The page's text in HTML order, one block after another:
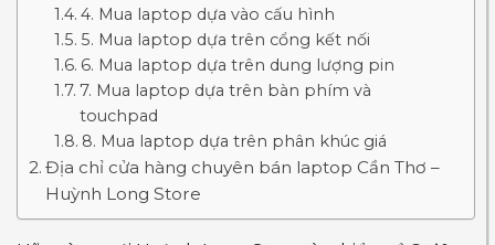
4. Mua laptop dựa vào cấu hình
5. Mua laptop dựa trên cổng kết nối
6. Mua laptop dựa trên dung lượng pin
7. Mua laptop dựa trên bàn phím và
touchpad
8. Mua laptop dựa trên phân khúc giá
Địa chỉ cửa hàng chuyên bán laptop Cần Thơ –
Huỳnh Long Store